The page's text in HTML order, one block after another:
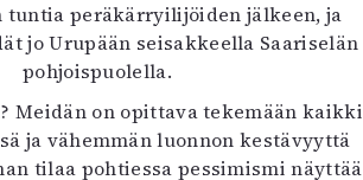
tuntia peräkärryilijöiden jälkeen, ja
jo Urupään seisakkeella Saariselän
pohjoispuolella.
Meidän on opittava tekemään kaikki
ja vähemmän luonnon kestävyyttä
tilaa pohtiessa pessimismi näyttää